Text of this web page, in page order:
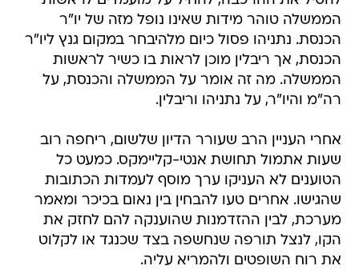
הממשלה טוהר מידות שאינו נופל מזה של יו"ר
הכנסת. נתניהו פסול כיום מלהיבחר במקום גנץ ליו"ר
הכנסת, אך ריבלין מוכן לראות בו כשיר לראשות
הממשלה. מה זה אומר על הממשלה והכנסת, על
רה"מ והיו"ר, על נתניהו וריבלין.
אחרי העניין הרב שעורר הדיון שלשום, ריחפה רוב
שעות אתמול תחושת אנטי-קליימקס. כמעט כל
הטוענים לא העניקו ערך מוסף לעמדות הכתובות
שהגישו. אחרים טעו להבחין בין נאום בכיכר ומאמר
מערכת, לבין ההזדמנות שהוענקה להם לחזק את
הקו, לנצל תורפה שנחשפה בצד שכנגד או לקלוט
את רוח השופטים ולהמריא עליה.